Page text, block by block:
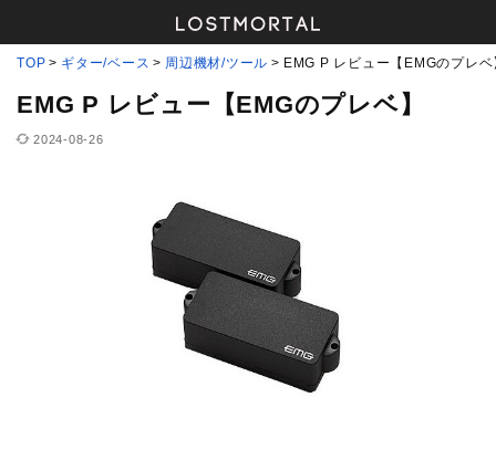
TOP ギター/ベース 周辺機材/ツール EMG P レビュー【EMGのプレベ
EMG P レビュー【EMGのプレベ】
2024-08-26